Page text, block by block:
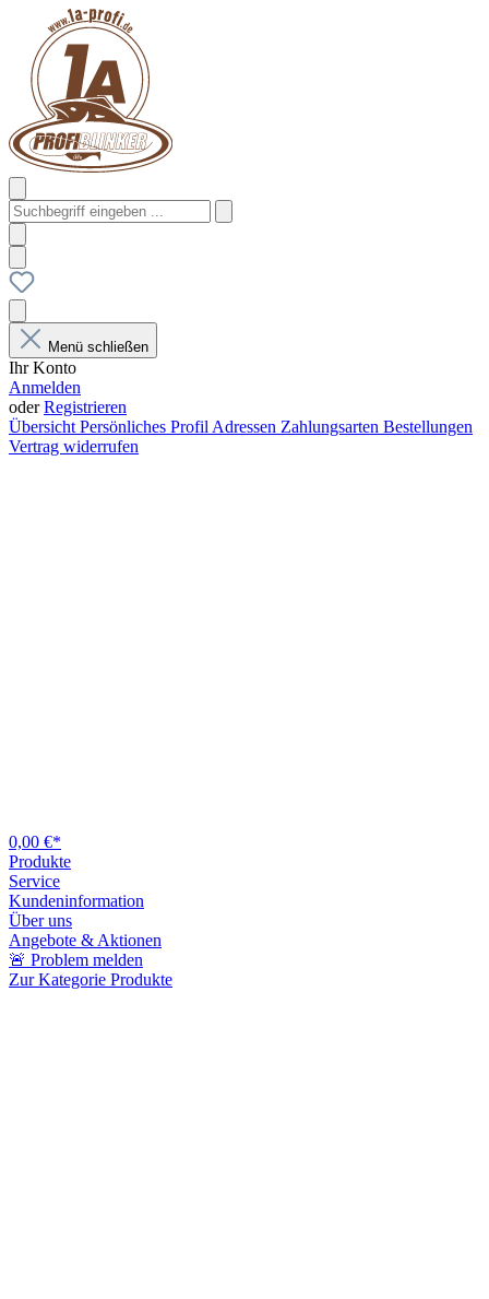
Menü schließen
Ihr Konto
Anmelden
oderRegistrieren
Übersicht Persönliches Profil Adressen Zahlungsarten Bestellungen
Vertrag widerrufen
0,00 €*
Produkte
Service
Kundeninformation
Über uns
Angebote & Aktionen
🚨 Problem melden
Zur Kategorie Produkte